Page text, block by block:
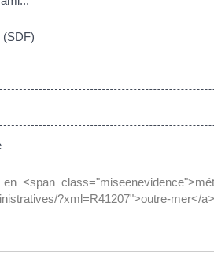
(SDF)
<span
?xml=R41207">outre-mer</